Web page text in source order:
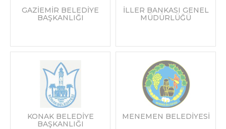
GAZİEMİR BELEDİYE
BAŞKANLIĞI
İLLER BANKASI GENEL
MÜDÜRLÜĞÜ
KONAK BELEDİYE
BAŞKANLIĞI
MENEMEN BELEDİYESİ